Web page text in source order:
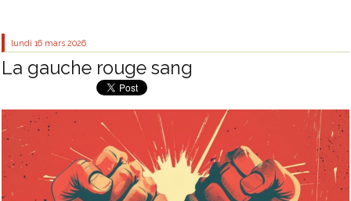
lundi 16 mars 2026
La gauche rouge sang